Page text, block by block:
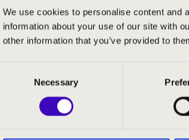
We use cookies to personalise content and
information about your use of our site with
other information that you’ve provided to
Necessary
BÉRLET- ÉS JEGYÁRAK
ELŐADÓK: